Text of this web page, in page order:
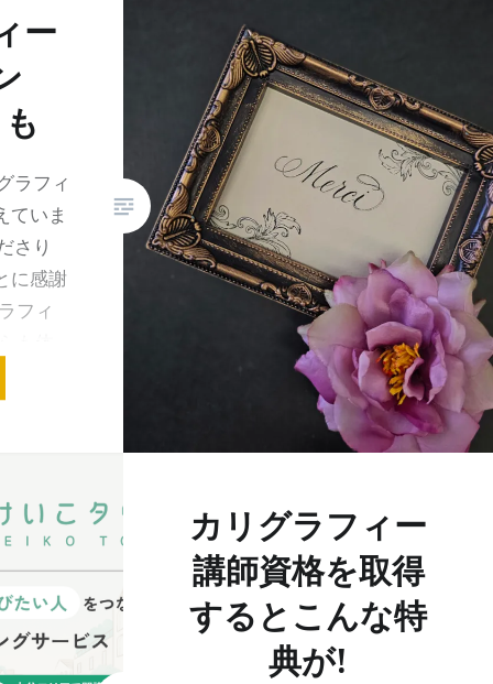
ー
ラフィ
ていま
さり
に感謝
フィ
カリグラフィー
講師資格を取得
するとこんな特
典が!